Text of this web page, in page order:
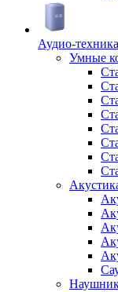
Аудио-техника
Умные